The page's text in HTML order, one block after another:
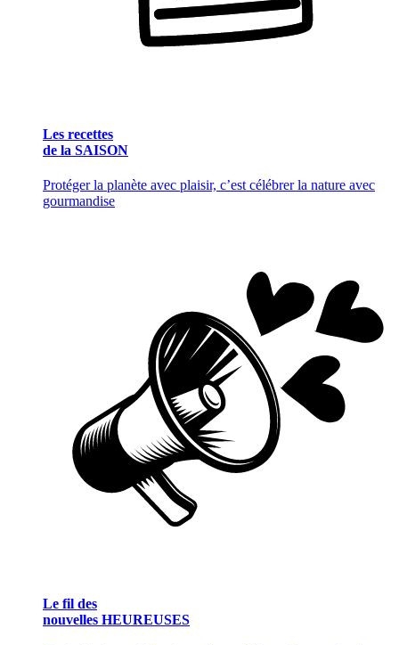
Les recettes
de la SAISON
Protéger la planète avec plaisir, c’est célébrer la nature avec
gourmandise
Le fil des
nouvelles HEUREUSES